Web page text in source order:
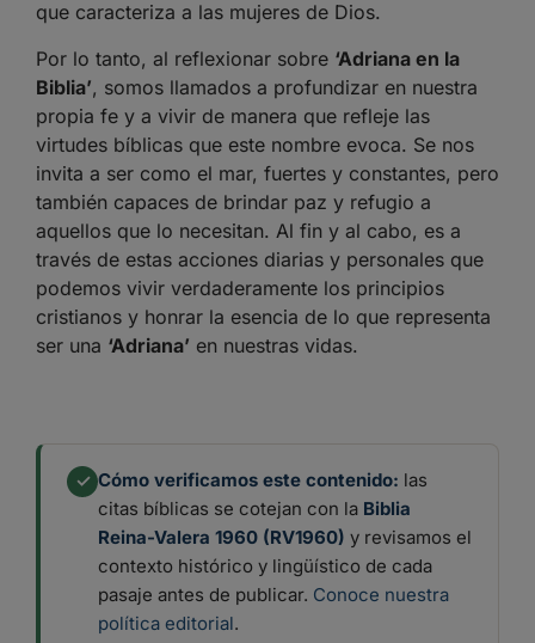
que caracteriza a las mujeres de Dios.
Por lo tanto, al reflexionar sobre ‘Adriana en la
Biblia’, somos llamados a profundizar en nuestra
propia fe y a vivir de manera que refleje las
virtudes bíblicas que este nombre evoca. Se nos
invita a ser como el mar, fuertes y constantes, pero
también capaces de brindar paz y refugio a
aquellos que lo necesitan. Al fin y al cabo, es a
través de estas acciones diarias y personales que
podemos vivir verdaderamente los principios
cristianos y honrar la esencia de lo que representa
ser una ‘Adriana’ en nuestras vidas.
✓ Cómo verificamos este contenido: las
citas bíblicas se cotejan con la Biblia
Reina-Valera 1960 (RV1960) y revisamos el
contexto histórico y lingüístico de cada
pasaje antes de publicar. Conoce nuestra
política editorial.